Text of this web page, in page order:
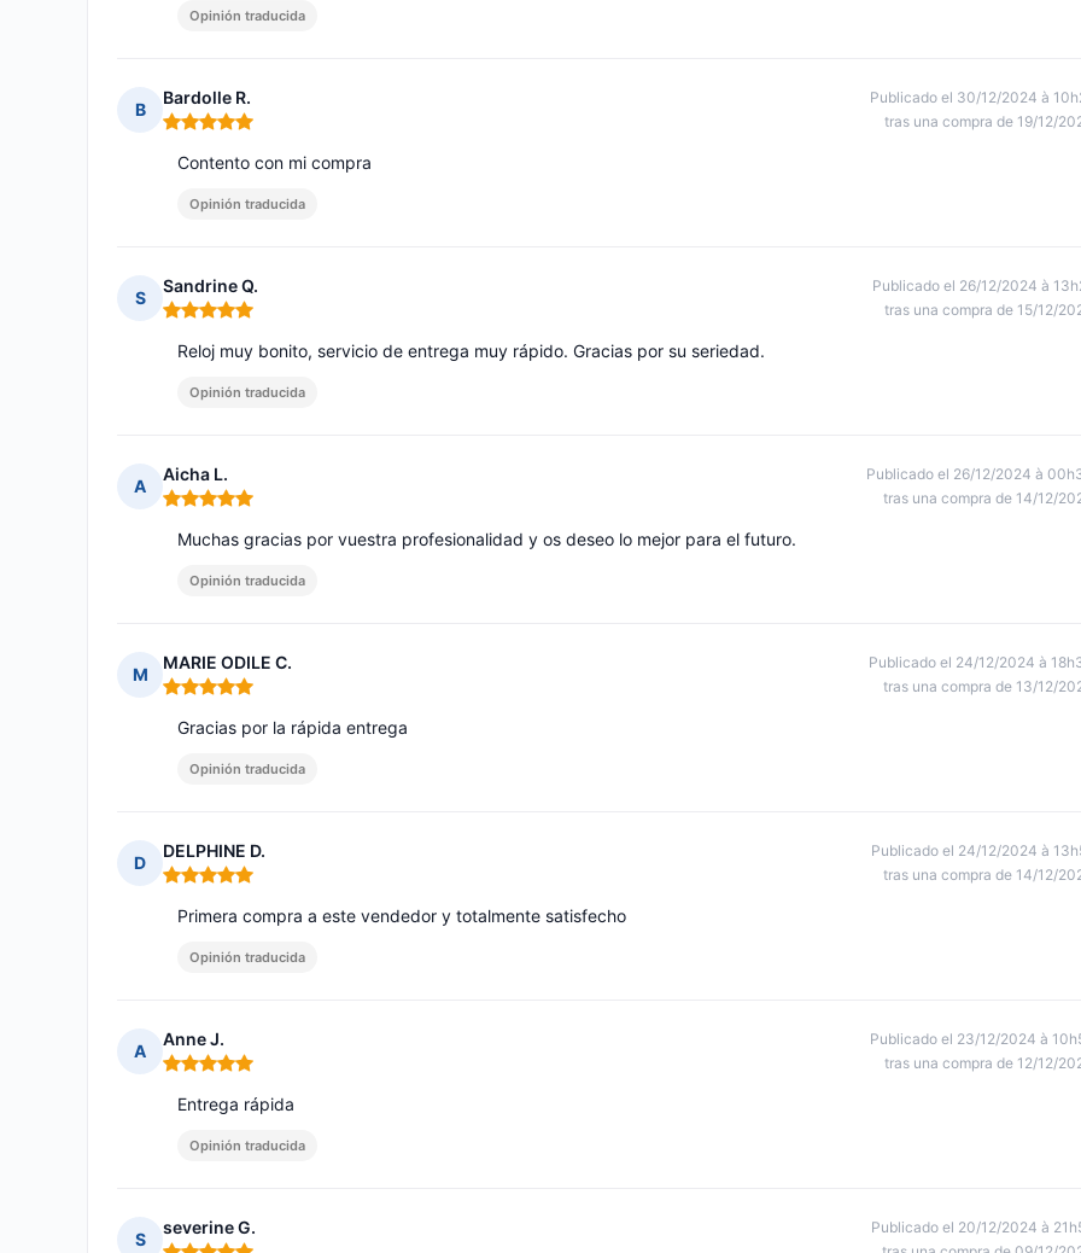
Opinión traducida
B
Bardolle R.
Nota: 5 de 5
Publicado el 30/12/2024 à
tras una compra de 19/12/
Contento con mi compra
Opinión traducida
S
Sandrine Q.
Nota: 5 de 5
Publicado el 26/12/2024 à
tras una compra de 15/12/
Reloj muy bonito, servicio de entrega muy rápido. Gracias por su seriedad.
Opinión traducida
A
Aicha L.
Nota: 5 de 5
Publicado el 26/12/2024 à
tras una compra de 14/12/
Muchas gracias por vuestra profesionalidad y os deseo lo mejor para el futuro.
Opinión traducida
M
MARIE ODILE C.
Nota: 5 de 5
Publicado el 24/12/2024 à
tras una compra de 13/12/
Gracias por la rápida entrega
Opinión traducida
D
DELPHINE D.
Nota: 5 de 5
Publicado el 24/12/2024 à
tras una compra de 14/12/
Primera compra a este vendedor y totalmente satisfecho
Opinión traducida
A
Anne J.
Nota: 5 de 5
Publicado el 23/12/2024 à
tras una compra de 12/12/
Entrega rápida
Opinión traducida
S
severine G.
Publicado el 20/12/2024 à